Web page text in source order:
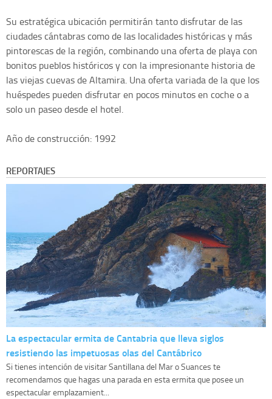
Su estratégica ubicación permitirán tanto disfrutar de las
ciudades cántabras como de las localidades históricas y más
pintorescas de la región, combinando una oferta de playa con
bonitos pueblos históricos y con la impresionante historia de
las viejas cuevas de Altamira. Una oferta variada de la que los
huéspedes pueden disfrutar en pocos minutos en coche o a
solo un paseo desde el hotel.
Año de construcción: 1992
REPORTAJES
La espectacular ermita de Cantabria que lleva siglos
resistiendo las impetuosas olas del Cantábrico
Si tienes intención de visitar Santillana del Mar o Suances te
recomendamos que hagas una parada en esta ermita que posee un
espectacular emplazamient...